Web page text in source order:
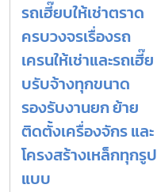
รถเฮี๊ยบให้เช่าตราด
ครบวงจรเรื่องรถ
เครนให้เช่าและรถเฮี๊ย
บรับจ้างทุกขนาด
รองรับงานยก ย้าย
ติดตั้งเครื่องจักร และ
โครงสร้างเหล็กทุกรูป
แบบ